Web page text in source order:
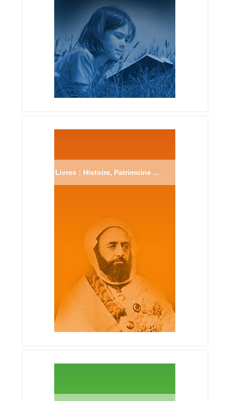
Livres : Histoire, Patrimoine ...